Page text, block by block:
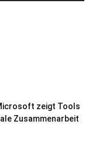
zeigt Tools
Zusammenarbeit